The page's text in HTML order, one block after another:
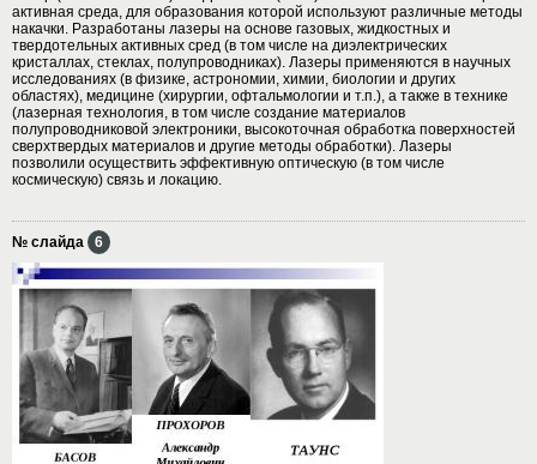
активная среда, для образования которой используют различные методы
накачки. Разработаны лазеры на основе газовых, жидкостных и
твердотельных активных сред (в том числе на диэлектрических
кристаллах, стеклах, полупроводниках). Лазеры применяются в научных
исследованиях (в физике, астрономии, химии, биологии и других
областях), медицине (хирургии, офтальмологии и т.п.), а также в технике
(лазерная технология, в том числе создание материалов
полупроводниковой электроники, высокоточная обработка поверхностей
сверхтвердых материалов и другие методы обработки). Лазеры
позволили осуществить эффективную оптическую (в том числе
космическую) связь и локацию.
№ слайда 6